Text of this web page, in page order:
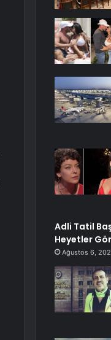
Adli Tatil
Heyetler
Ağustos 6,